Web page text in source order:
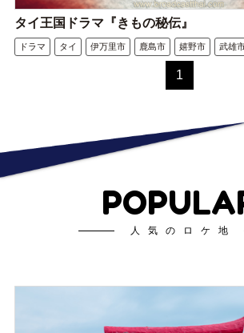
タイ王国ドラマ『きもの秘伝』
ドラマ タイ 伊万里市 鹿島市 嬉野市 武雄
1
人気のロケ地